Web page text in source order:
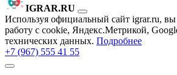
IGRAR.RU
Используя официальный сайт igrar.ru, вы
работу с cookie, Яндекс.Метрикой,
технических данных. Подробнее
+7 (967) 555 41 55